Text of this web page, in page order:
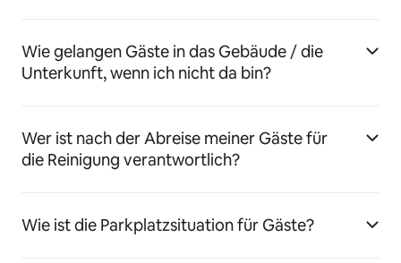
Wie gelangen Gäste in das Gebäude / die
Unterkunft, wenn ich nicht da bin?
Wer ist nach der Abreise meiner Gäste für
die Reinigung verantwortlich?
Wie ist die Parkplatzsituation für Gäste?